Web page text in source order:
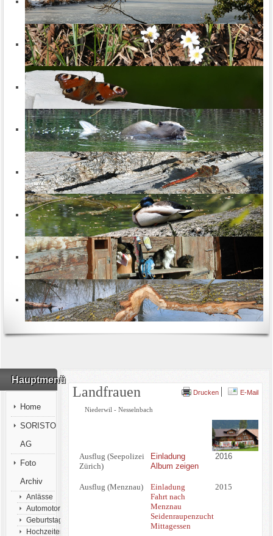
Hauptmenü
Home
SORISTO
AG
Foto
Archiv
Anlässe
Automotorsport
Geburtstage
Hochzeiten
Drucken E-Mail
Landfrauen
Niederwil - Nesselnbach
Ausflug (Seepolizei
Zürich)
Einladung
Album zeigen
2016
Ausflug (Menznau)
Einladung
Fahrt nach
Menznau
Seidenraupenzucht
Mittagessen
2015